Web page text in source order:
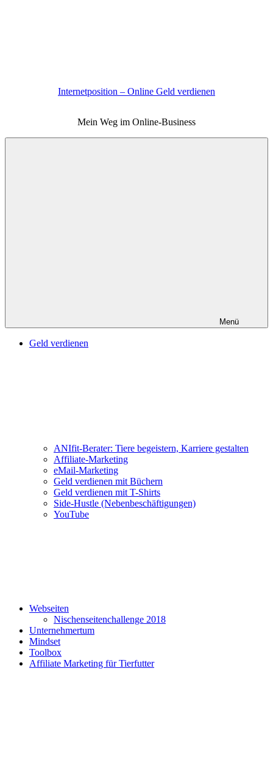
Internetposition – Online Geld verdienen
Mein Weg im Online-Business
Menü
Geld verdienen
ANIfit-Berater: Tiere begeistern, Karriere gestalten
Affiliate-Marketing
eMail-Marketing
Geld verdienen mit Büchern
Geld verdienen mit T-Shirts
Side-Hustle (Nebenbeschäftigungen)
YouTube
Webseiten
Nischenseitenchallenge 2018
Unternehmertum
Mindset
Toolbox
Affiliate Marketing für Tierfutter